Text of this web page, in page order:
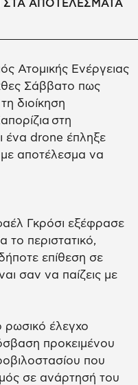
ΑΠΟΤΕΛΕΣΜΑΤΑ
Ατομικής Ενέργειας
Σάββατο πως
διοίκηση
στη
ένα drone έπληξε
με αποτέλεσμα να
Γκρόσι εξέφρασε
το περιστατικό,
επίθεση σε
σαν να παίζεις με
ρωσικό έλεγχο
προκειμένου
που
σε ανάρτησή του